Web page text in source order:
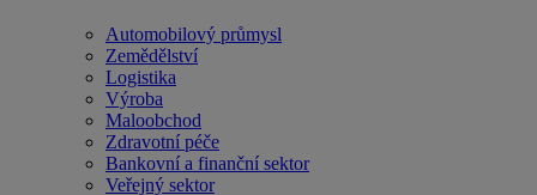
Automobilový průmysl
Zemědělství
Logistika
Výroba
Maloobchod
Zdravotní péče
Bankovní a finanční sektor
Veřejný sektor